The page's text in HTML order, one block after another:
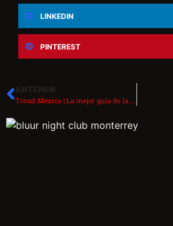
LINKEDIN
PINTEREST
ANTERIOR
Trend México | La mejor guía de la CDMX y blog de tendencias